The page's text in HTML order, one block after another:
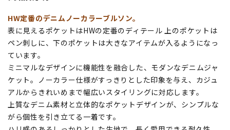
HW定番のデニムノーカラーブルソン。
表に見えるポケットはHWの定番のディテール 上のポケットは
ペン刺しに、下のポケットは大きなアイテムが入るようになっ
ています。
ミニマルなデザインに機能性を融合した、モダンなデニムジャ
ケット。ノーカラー仕様がすっきりとした印象を与え、カジュ
アルからきれいめまで幅広いスタイリングに対応します。
上質なデニム素材と立体的なポケットデザインが、シンプルな
がら個性を引き立てる一着です。